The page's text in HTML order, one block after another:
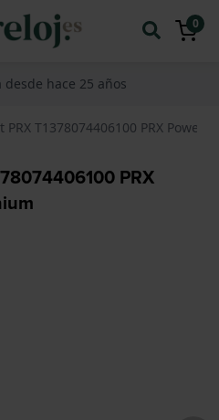
0
desde hace 25 años
PRX T1378074406100 PRX
PRX